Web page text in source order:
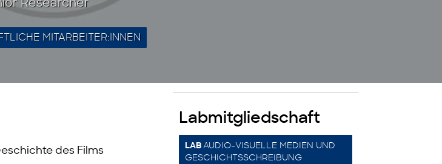
Researcher
MITARBEITER:INNEN
Labmitgliedschaft
LAB AUDIO-VISUELLE MEDIEN UND
GESCHICHTSSCHREIBUNG
des Films